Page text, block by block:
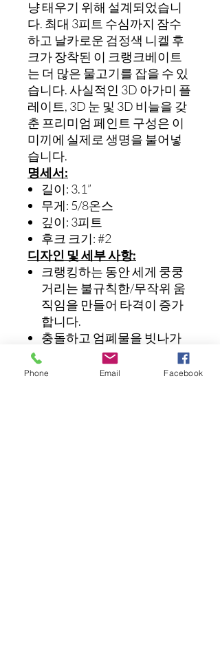
냥 태우기 위해 설계되었습니
다. 최대 3피트 수심까지 잠수
하고 날카로운 검정색 니켈 후
크가 장착된 이 크랭크베이트
는 더 많은 물고기를 잡을 수 있
습니다. 사실적인 3D 아가미 플
레이트, 3D 눈 및 3D 비늘을 갖
춘 프리미엄 페인트 구성은 이
미끼에 실제로 생명을 불어넣
습니다.
명세서:
길이: 3.1”
무게: 5/8온스
깊이: 3피트
후크 크기: #2
디자인 및 세부 사항:
크랭킹하는 동안 세게 쿵쿵
거리는 불규칙한/무작위 움
직임을 만들어 타격이 증가
합니다.
충돌하고 엄폐물을 빗나가
게 할 뿐만 아니라 신속하게
후퇴하여 끊김 현상을 줄이
Phone Email Facebook